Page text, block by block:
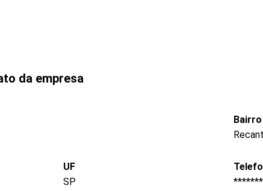
da empresa
Bairro
UF
SP